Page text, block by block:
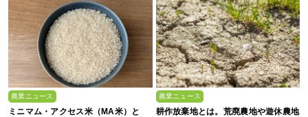
農業ニュース
ミニマム・アクセス米（MA米）と
農業ニュース
耕作放棄地とは。荒廃農地や遊休農地